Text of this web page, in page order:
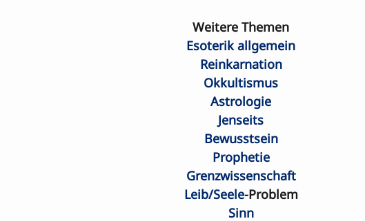
Weitere Themen
Esoterik allgemein
Reinkarnation
Okkultismus
Astrologie
Jenseits
Bewusstsein
Prophetie
Grenzwissenschaft
Leib/Seele-Problem
Sinn